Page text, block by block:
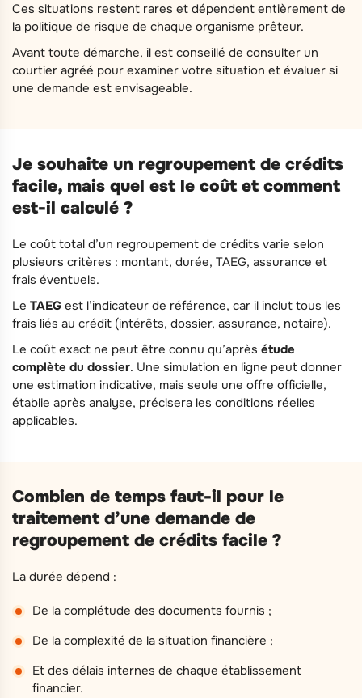
Ces situations restent rares et dépendent entièrement de
la politique de risque de chaque organisme prêteur.
Avant toute démarche, il est conseillé de consulter un
courtier agréé pour examiner votre situation et évaluer si
une demande est envisageable.
Je souhaite un regroupement de crédits
facile, mais quel est le coût et comment
est-il calculé ?
Le coût total d’un regroupement de crédits varie selon
plusieurs critères : montant, durée, TAEG, assurance et
frais éventuels.
Le TAEG est l’indicateur de référence, car il inclut tous les
frais liés au crédit (intérêts, dossier, assurance, notaire).
Le coût exact ne peut être connu qu’après étude
complète du dossier. Une simulation en ligne peut donner
une estimation indicative, mais seule une offre officielle,
établie après analyse, précisera les conditions réelles
applicables.
Combien de temps faut-il pour le
traitement d’une demande de
regroupement de crédits facile ?
La durée dépend :
De la complétude des documents fournis ;
De la complexité de la situation financière ;
Et des délais internes de chaque établissement
financier.